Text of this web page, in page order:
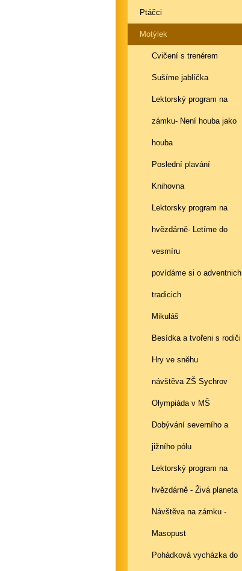
Ptáčci
Motýlek
Cvičení s trenérem
Sušíme jablíčka
Lektorský program na
zámku- Není houba jako
houba
Poslední plavání
Knihovna
Lektorsky program na
hvězdárně- Letíme do
vesmíru
povídáme si o adventnich
tradicich
Mikuláš
Besídka a tvořeni s rodiči
Hry ve sněhu
návštěva ZŠ Sychrov
Olympiáda v MŠ
Dobývání severního a
jižního pólu
Lektorský program na
hvězdárně - Živá planeta
Návštěva na zámku -
Masopust
Pohádková vycházka do